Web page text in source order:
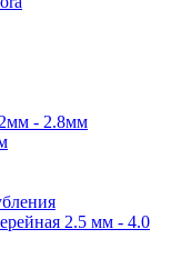
- 2.8мм
2.5 мм - 4.0